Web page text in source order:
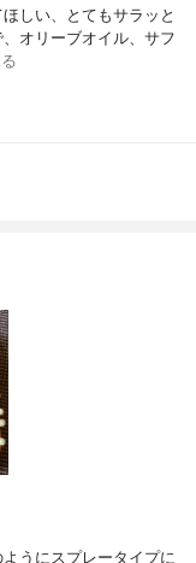
しい、とてもサラッと
オリーブオイル、サフ
うにスプレータイプに